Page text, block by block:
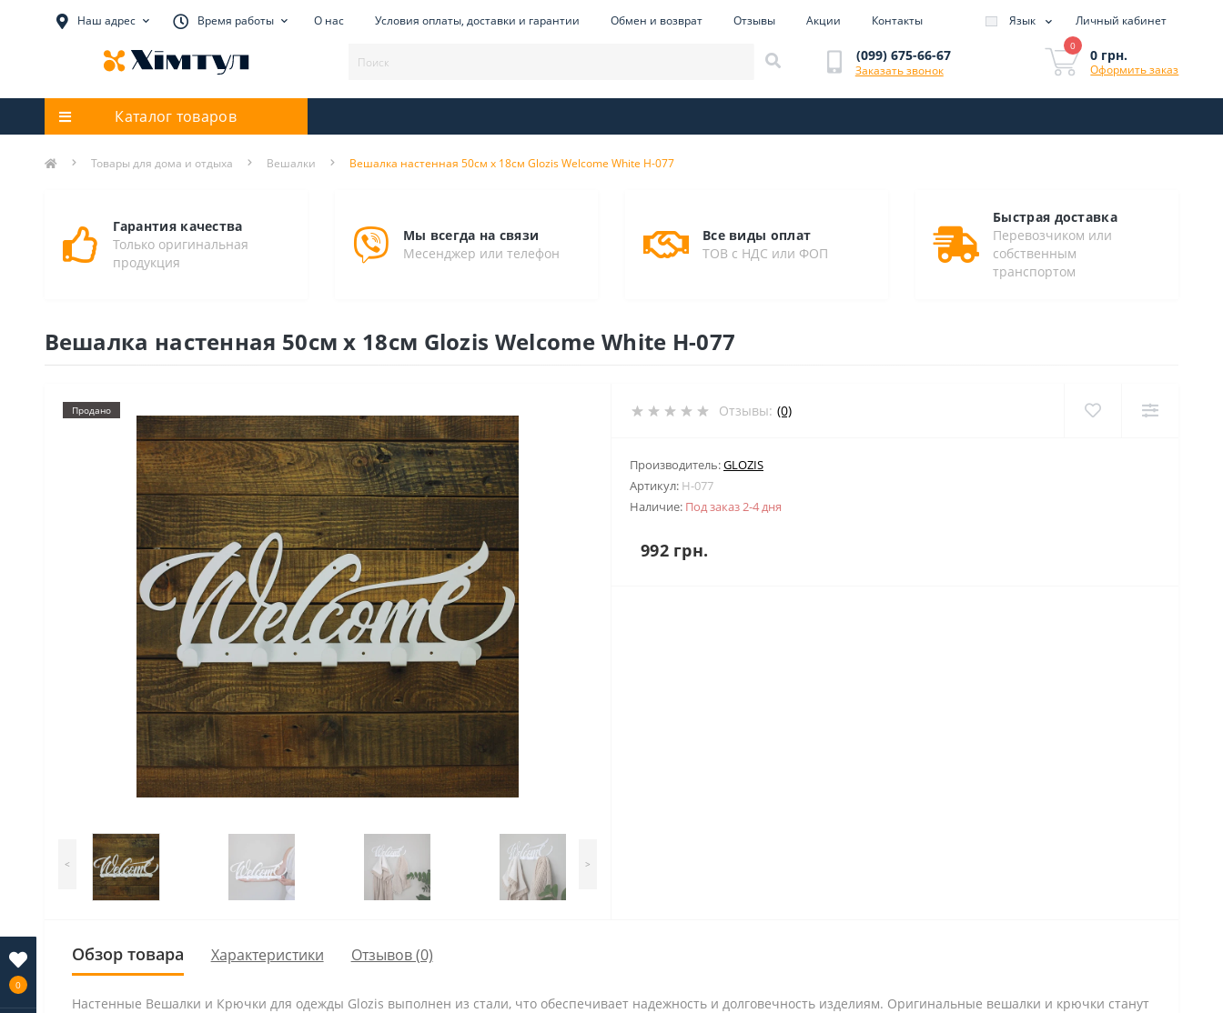
0
Наш адрес Время работы О нас Условия оплаты, доставки и гарантии Обмен и возврат Отзывы Акции Контакты Язык Личный кабинет
(099) 675-66-67
Заказать звонок
0
0 грн.
Оформить заказ
Каталог товаров
Товары для дома и отдыха Вешалки Вешалка настенная 50см х 18см Glozis Welcome White H-077
Гарантия качества
Только оригинальная
продукция
Мы всегда на связи
Месенджер или телефон
Все виды оплат
ТОВ с НДС или ФОП
Быстрая доставка
Перевозчиком или
собственным
транспортом
Вешалка настенная 50см х 18см Glozis Welcome White H-077
Продано
< >
Отзывы: (0)
Производитель:GLOZIS
Артикул: H-077
Наличие: Под заказ 2-4 дня
992 грн.
Обзор товара Характеристики Отзывов (0)
Настенные Вешалки и Крючки для одежды Glozis выполнен из стали, что обеспечивает надежность и долговечность изделиям. Оригинальные вешалки и крючки станут